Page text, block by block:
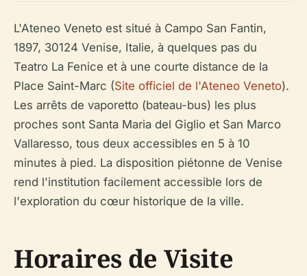
L'Ateneo Veneto est situé à Campo San Fantin,
1897, 30124 Venise, Italie, à quelques pas du
Teatro La Fenice et à une courte distance de la
Place Saint-Marc (Site officiel de l'Ateneo Veneto).
Les arrêts de vaporetto (bateau-bus) les plus
proches sont Santa Maria del Giglio et San Marco
Vallaresso, tous deux accessibles en 5 à 10
minutes à pied. La disposition piétonne de Venise
rend l'institution facilement accessible lors de
l'exploration du cœur historique de la ville.
Horaires de Visite